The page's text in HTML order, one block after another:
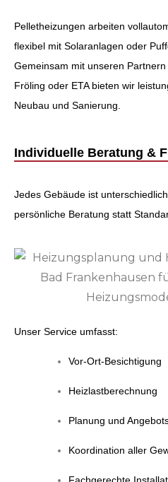
Pelletheizungen arbeiten
flexibel mit Solaranlagen oder
Gemeinsam mit unseren Partnern
Fröling oder ETA bieten wir
Neubau und Sanierung.
Individuelle Beratung &
Jedes Gebäude ist
persönliche Beratung statt
Unser Service umfasst:
Vor-Ort-Besichtigung
Heizlastberechnung
Planung und
Koordination aller